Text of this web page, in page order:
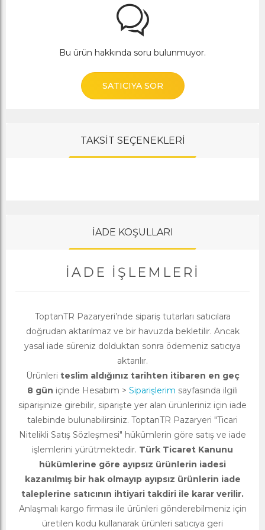
Bu ürün hakkında soru bulunmuyor.
SATICIYA SOR
TAKSİT SEÇENEKLERİ
İADE KOŞULLARI
İADE İŞLEMLERI
ToptanTR Pazaryeri’nde sipariş tutarları satıcılara
doğrudan aktarılmaz ve bir havuzda bekletilir. Ancak
yasal iade süreniz dolduktan sonra ödemeniz satıcıya
aktarılır.
Ürünleri teslim aldığınız tarihten itibaren en geç
8 gün içinde Hesabım > Siparişlerim sayfasında ilgili
siparişinize girebilir, siparişte yer alan ürünleriniz için iade
talebinde bulunabilirsiniz. ToptanTR Pazaryeri "Ticari
Nitelikli Satış Sözleşmesi" hükümlerin göre satış ve iade
işlemlerini yürütmektedir. Türk Ticaret Kanunu
hükümlerine göre ayıpsız ürünlerin iadesi
kazanılmış bir hak olmayıp ayıpsız ürünlerin iade
taleplerine satıcının ihtiyari takdiri ile karar verilir.
Anlaşmalı kargo firması ile ürünleri gönderebilmeniz için
üretilen kodu kullanarak ürünleri satıcıya geri